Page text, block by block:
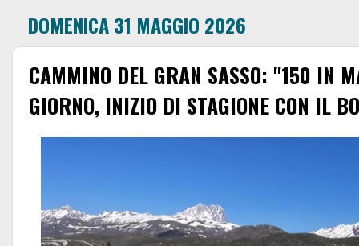
DOMENICA 31 MAGGIO 2026
CAMMINO DEL GRAN SASSO: "150 IN
GIORNO, INIZIO DI STAGIONE CON IL